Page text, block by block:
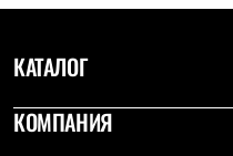
Гамаши
Бахилы
Тапочки и чуни
Тапочки
КАТАЛОГ
КОМПАНИЯ